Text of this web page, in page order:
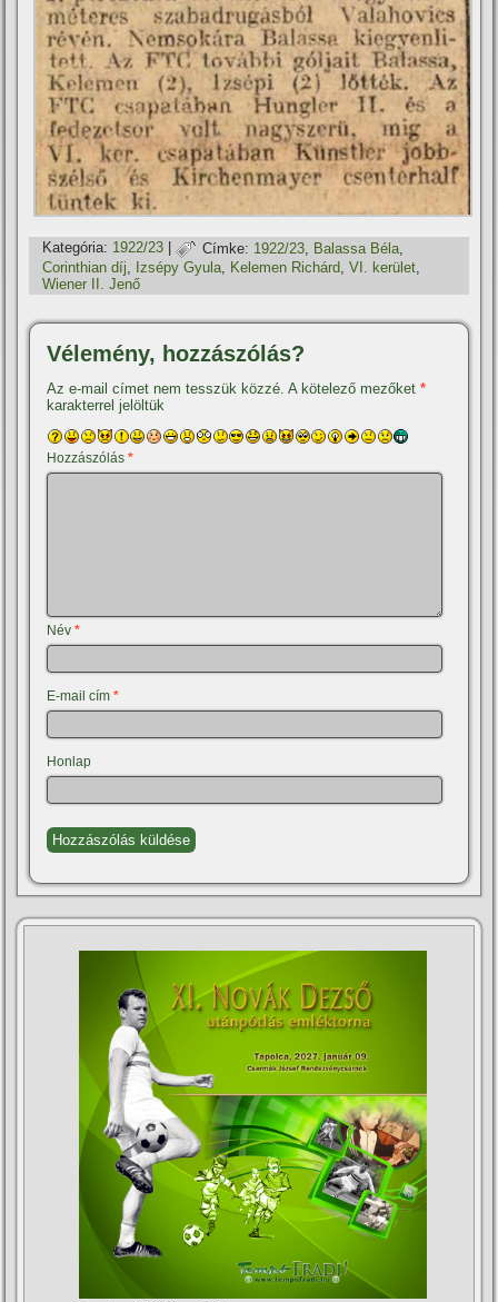
Kategória: 1922/23 | Címke: 1922/23 Balassa Béla
Corinthian dí­j, Izsépy Gyula, Kelemen Richárd,VI. kerület,
Wiener II. Jenő
Vélemény, hozzászólás?
Az e-mail címet nem tesszük közzé. A kötelező mezőket*
karakterrel jelöltük
Hozzászólás*
Név*
E-mail cím*
Honlap